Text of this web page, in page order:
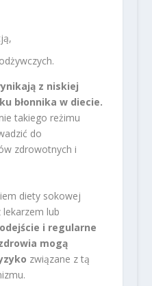
z niskiej
błonnika w diecie.
takiego reżimu
do
zdrowotnych i
diety sokowej
lub
i regularne
mogą
związane z tą